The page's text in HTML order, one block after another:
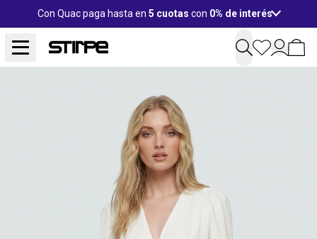
Con Quac paga hasta en 5 cuotas con 0% de interés